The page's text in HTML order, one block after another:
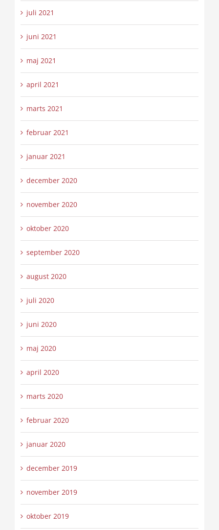
juli 2021
juni 2021
maj 2021
april 2021
marts 2021
februar 2021
januar 2021
december 2020
november 2020
oktober 2020
september 2020
august 2020
juli 2020
juni 2020
maj 2020
april 2020
marts 2020
februar 2020
januar 2020
december 2019
november 2019
oktober 2019